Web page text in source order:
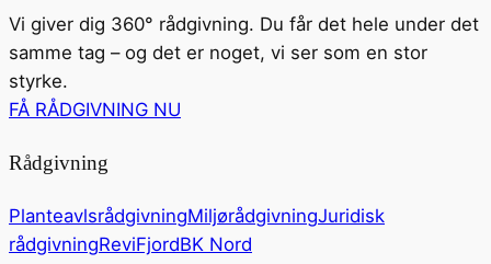
Vi giver dig 360° rådgivning. Du får det hele under det
samme tag – og det er noget, vi ser som en stor
styrke.
FÅ RÅDGIVNING NU
Rådgivning
PlanteavlsrådgivningMiljørådgivningJuridisk
rådgivningReviFjordBK Nord